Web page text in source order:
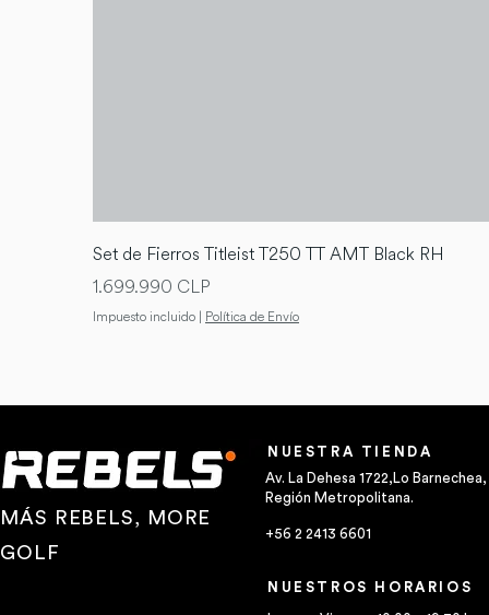
Set de Fierros Titleist T250 TT AMT Black RH
Precio
1.699.990 CLP
Impuesto incluido | Política de Envío
MÁS REBELS, MORE
GOLF
NUESTRA TIENDA
Av. La Dehesa 1722,Lo Barnechea,
Región Metropolitana.
+56 2 2413 6601
NUESTROS HORARIOS